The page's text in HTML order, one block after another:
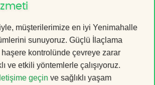
müşterilerimize en iyi Yenimahalle
sunuyoruz. Güçlü İlaçlama
kontrolünde çevreye zarar
ve etkili yöntemlerle çalışıyoruz.
geçin ve sağlıklı yaşam